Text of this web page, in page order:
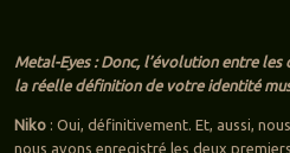
Metal-Eyes : Donc, l’évolution entre les
la réelle définition de votre identité
Niko: Oui, définitivement. Et, aussi,
nous avons enregistré les deux